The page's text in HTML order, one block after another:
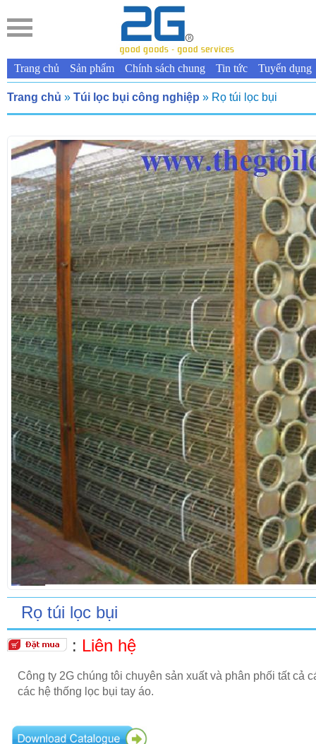
Trang chủ Sản phẩm Chính sách chung Tin tức Tuyển dụng
Trang chủ » Túi lọc bụi công nghiệp » Rọ túi lọc bụi
Rọ túi lọc bụi
: Liên hệ
Công ty 2G chúng tôi chuyên sản xuất và phân phối tất cả
các hệ thống lọc bụi tay áo.